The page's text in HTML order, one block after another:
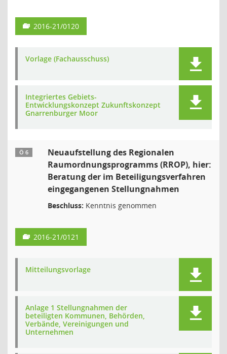
2016-21/0120
Vorlage (Fachausschuss)
Integriertes Gebiets-
Entwicklungskonzept Zukunftskonzept
Gnarrenburger Moor
Ö 6
Neuaufstellung des Regionalen
Raumordnungsprogramms (RROP), hier:
Beratung der im Beteiligungsverfahren
eingegangenen Stellungnahmen
Beschluss: Kenntnis genommen
2016-21/0121
Mitteilungsvorlage
Anlage 1 Stellungnahmen der
beteiligten Kommunen, Behörden,
Verbände, Vereinigungen und
Unternehmen